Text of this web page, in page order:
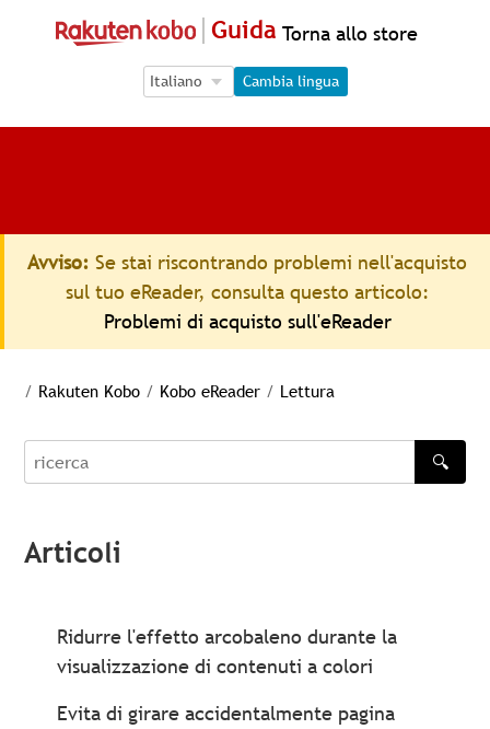
Guida Torna allo store
Language Selection
Language Selection
Cambia lingua
Avviso: Se stai riscontrando problemi nell'acquisto
sul tuo eReader, consulta questo articolo:
Problemi di acquisto sull'eReader
/ Rakuten Kobo / Kobo eReader / Lettura
recherche
🔍
Articoli
Ridurre l'effetto arcobaleno durante la
visualizzazione di contenuti a colori
Evita di girare accidentalmente pagina